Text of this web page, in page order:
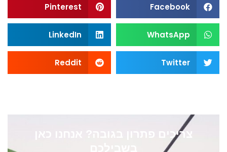
Facebook
Pinterest
WhatsApp
LinkedIn
Twitter
Reddit
צריכים פתרון בגובה? אנחנו כאן